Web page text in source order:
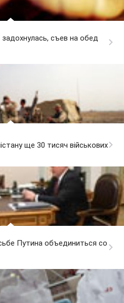
съев на обед
ще 30 тисяч військових
Путина объединиться со